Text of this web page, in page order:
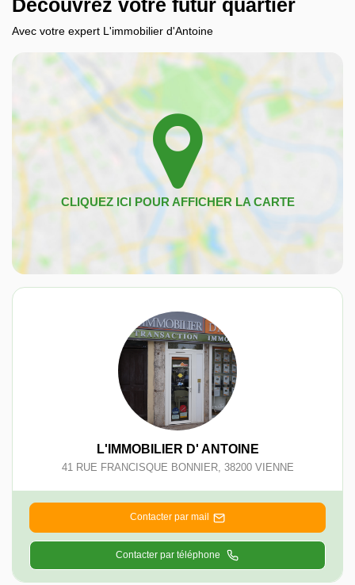
Découvrez votre futur quartier
Avec votre expert L'immobilier d'Antoine
L'IMMOBILIER D' ANTOINE
41 RUE FRANCISQUE BONNIER, 38200 VIENNE
Contacter par mail
Contacter par téléphone